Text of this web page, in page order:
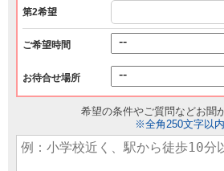
第2希望
ご希望時間
お待合せ場所
希望の条件やご質問などお聞
※全角250文字以内